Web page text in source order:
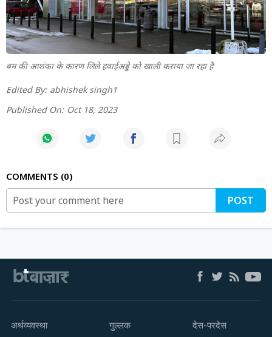
बम की आशंका के कारण लिले हवाईअड्डे को खाली कराया जा रहा है
Edited By: abhishek singh1
Published On: Oct 18, 2023
COMMENTS 0
POST
अर्थव्यवस्था गुल्लक देस-परदेस